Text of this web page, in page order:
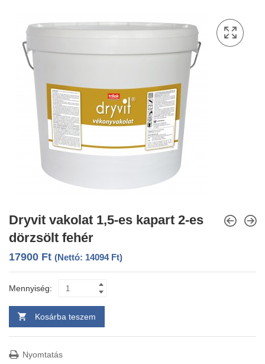
Dryvit vakolat 1,5-es kapart 2-es
dörzsölt fehér
17900 Ft (Nettó: 14094 Ft)
Mennyiség:
Kosárba teszem
Nyomtatás